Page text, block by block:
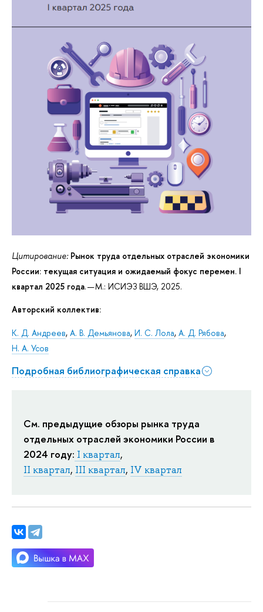
Цитирование: Рынок труда отдельных отраслей экономики
России: текущая ситуация и ожидаемый фокус перемен. I
квартал 2025 года. — М.: ИСИЭЗ ВШЭ, 2025.
Авторский коллектив:
К. Д. Андреев, А. В. Демьянова, И. С. Лола, А. Д. Рябова,
Н. А. Усов
Подробная библиографическая справка
См. предыдущие обзоры рынка труда
отдельных отраслей экономики России в
2024 году: I квартал,
II квартал, III квартал, IV квартал